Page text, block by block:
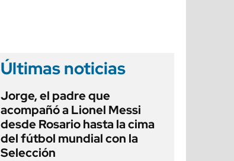
Últimas noticias
Jorge, el padre que
acompañó a Lionel Messi
desde Rosario hasta la cima
del fútbol mundial con la
Selección